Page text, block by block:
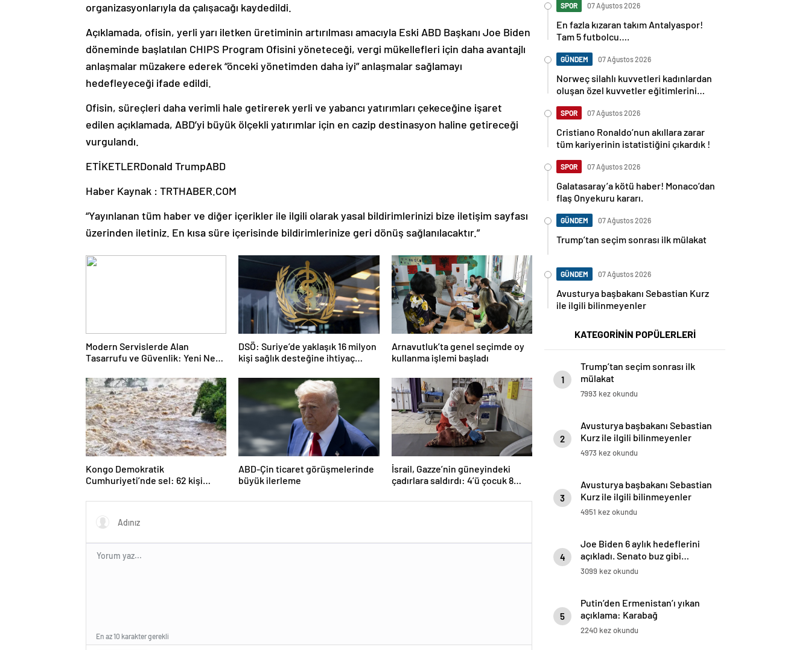
organizasyonlarıyla da çalışacağı kaydedildi.
Açıklamada, ofisin, yerli yarı iletken üretiminin artırılması amacıyla Eski ABD Başkanı Joe Biden
döneminde başlatılan CHIPS Program Ofisini yöneteceği, vergi mükellefleri için daha avantajlı
anlaşmalar müzakere ederek “önceki yönetimden daha iyi” anlaşmalar sağlamayı
hedefleyeceği ifade edildi.
Ofisin, süreçleri daha verimli hale getirerek yerli ve yabancı yatırımları çekeceğine işaret
edilen açıklamada, ABD’yi büyük ölçekli yatırımlar için en cazip destinasyon haline getireceği
vurgulandı.
ETİKETLERDonald TrumpABD
Haber Kaynak : TRTHABER.COM
“Yayınlanan tüm haber ve diğer içerikler ile ilgili olarak yasal bildirimlerinizi bize iletişim sayfası
üzerinden iletiniz. En kısa süre içerisinde bildirimlerinize geri dönüş sağlanılacaktır.”
Modern Servislerde Alan
Tasarrufu ve Güvenlik: Yeni Nesil
DSÖ: Suriye’de yaklaşık 16 milyon
kişi sağlık desteğine ihtiyaç
Arnavutluk’ta genel seçimde oy
kullanma işlemi başladı
Kongo Demokratik
Cumhuriyeti’nde sel: 62 kişi
ABD-Çin ticaret görüşmelerinde
büyük ilerleme
İsrail, Gazze’nin güneyindeki
çadırlara saldırdı: 4’ü çocuk 8
En az 10 karakter gerekli
SPOR 07 Ağustos 2026
En fazla kızaran takım Antalyaspor!
Tam 5 futbolcu….
GÜNDEM 07 Ağustos 2026
Norweç silahlı kuvvetleri kadınlardan
oluşan özel kuvvetler eğitimlerini
SPOR 07 Ağustos 2026
Cristiano Ronaldo’nun akıllara zarar
tüm kariyerinin istatistiğini çıkardık !
SPOR 07 Ağustos 2026
Galatasaray’a kötü haber! Monaco’dan
flaş Onyekuru kararı.
GÜNDEM 07 Ağustos 2026
Trump’tan seçim sonrası ilk mülakat
GÜNDEM 07 Ağustos 2026
Avusturya başbakanı Sebastian Kurz
ile ilgili bilinmeyenler
KATEGORİNİN POPÜLERLERİ
1
Trump’tan seçim sonrası ilk
mülakat
7993 kez okundu
2
Avusturya başbakanı Sebastian
Kurz ile ilgili bilinmeyenler
4973 kez okundu
3
Avusturya başbakanı Sebastian
Kurz ile ilgili bilinmeyenler
4951 kez okundu
4
Joe Biden 6 aylık hedeflerini
açıkladı. Senato buz gibi…
3099 kez okundu
5
Putin’den Ermenistan’ı yıkan
açıklama: Karabağ
Azerbaycan’ın ayrılmaz bir
2240 kez okundu